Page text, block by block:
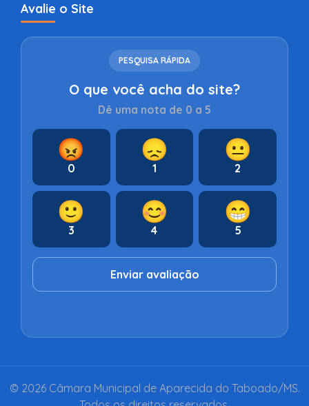
Avalie o Site
PESQUISA RÁPIDA
O que você acha do site?
Dê uma nota de 0 a 5
😡
0
😞
1
😐
2
🙂
3
😊
4
😁
5
Enviar avaliação
© 2026 Câmara Municipal de Aparecida do Taboado/MS.